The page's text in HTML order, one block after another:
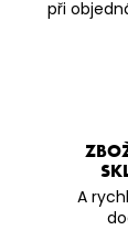
při
A